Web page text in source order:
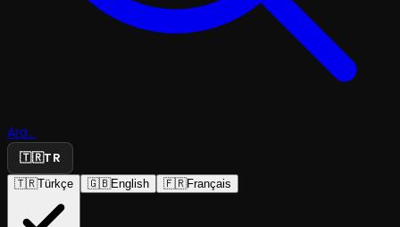
Ara...
🇹🇷TR
🇹🇷Türkçe 🇬🇧English 🇫🇷Français